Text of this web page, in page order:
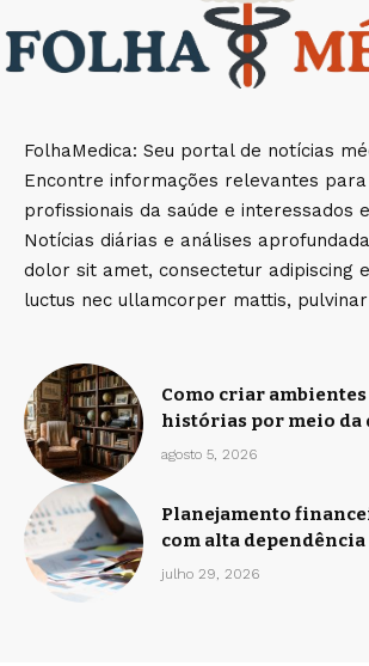
FolhaMedica: Seu portal de notícias
Encontre informações relevantes
profissionais da saúde e interessados
Notícias diárias e análises
dolor sit amet, consectetur adipiscing
luctus nec ullamcorper mattis,
Como criar
histórias por meio da
agosto 5, 2026
Planejamento
com alta
julho 29, 2026